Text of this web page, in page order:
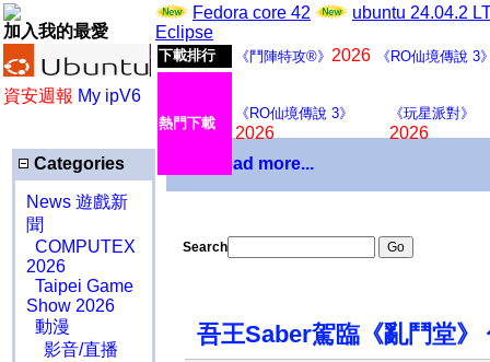
加入我的最愛
資安週報 My ipV6
Fedora core 42
ubuntu 24.04.2
Eclipse
下載排行 《鬥陣特攻®》 2026 《RO仙境傳說 3
熱門下載
《RO仙境傳說 3》
2026
《玩星派對》
2026
Categories
News 遊戲新
聞
COMPUTEX
2026
Taipei Game
Show 2026
動漫
影音/直播
Download more...
Search
吾王Saber駕臨《亂鬥堂》